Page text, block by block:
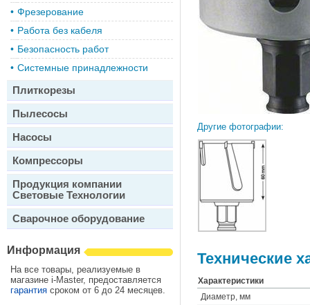
• Фрезерование
• Работа без кабеля
• Безопасность работ
• Системные принадлежности
Плиткорезы
Пылесосы
Насосы
Компрессоры
Продукция компании
Световые Технологии
Сварочное оборудование
Информация
На все товары, реализуемые в
магазине i-Master, предоставляется
гарантия сроком от 6 до 24 месяцев.
Другие фотографии:
Технические
Характеристики
Диаметр, мм